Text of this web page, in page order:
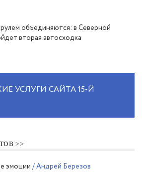
объединяются: в Северной
вторая автосходка
УСЛУГИ САЙТА 15-Й
эмоции / Андрей Березов